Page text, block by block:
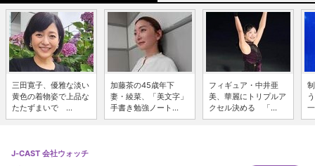
三田寛子、優雅な淡い
黄色の着物姿で上品な
たたずまいで ...
加藤茶の45歳年下
妻・綾菜、「美文字」
手書き勉強ノート...
フィギュア・中井亜
美、華麗にトリプルア
クセル決める 「...
J-CAST 会社ウォッチ